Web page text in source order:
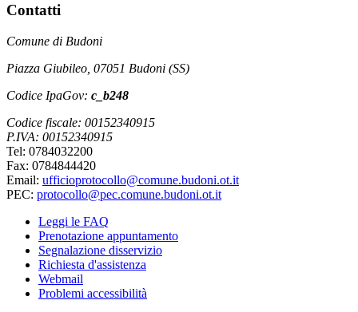
Contatti
Comune di Budoni
Piazza Giubileo, 07051 Budoni (SS)
Codice IpaGov: c_b248
Codice fiscale: 00152340915
P.IVA: 00152340915
Tel: 0784032200
Fax: 0784844420
Email: ufficioprotocollo@comune.budoni.ot.it
PEC: protocollo@pec.comune.budoni.ot.it
Leggi le FAQ
Prenotazione appuntamento
Segnalazione disservizio
Richiesta d'assistenza
Webmail
Problemi accessibilità